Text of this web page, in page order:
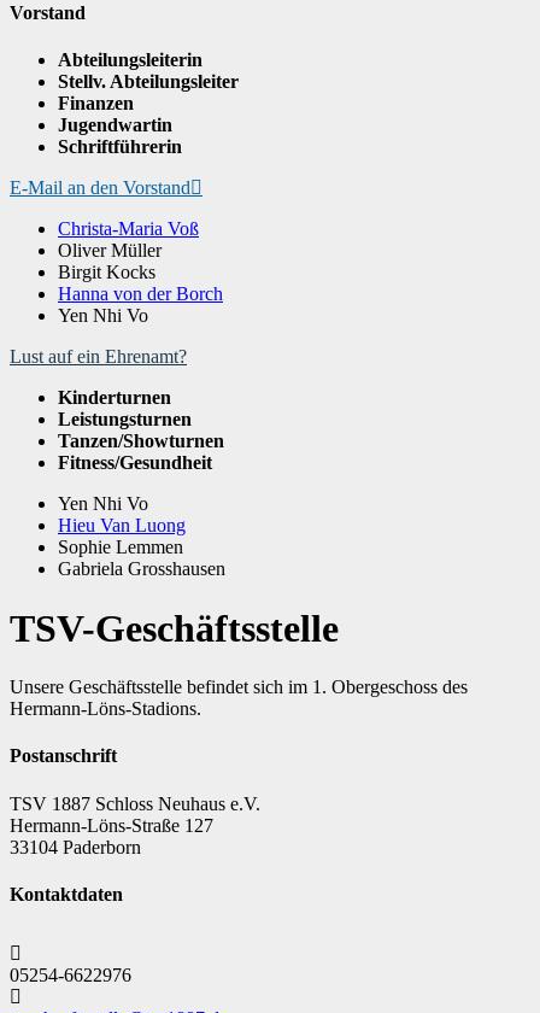
Vorstand
Abteilungsleiterin
Stellv. Abteilungsleiter
Finanzen
Jugendwartin
Schriftführerin
E-Mail an den Vorstand
Christa-Maria Voß
Oliver Müller
Birgit Kocks
Hanna von der Borch
Yen Nhi Vo
Lust auf ein Ehrenamt?
Kinderturnen
Leistungsturnen
Tanzen/Showturnen
Fitness/Gesundheit
Yen Nhi Vo
Hieu Van Luong
Sophie Lemmen
Gabriela Grosshausen
TSV-Geschäftsstelle
Unsere Geschäftsstelle befindet sich im 1. Obergeschoss des
Hermann-Löns-Stadions.
Postanschrift
TSV 1887 Schloss Neuhaus e.V.
Hermann-Löns-Straße 127
33104 Paderborn
Kontaktdaten
05254-6622976